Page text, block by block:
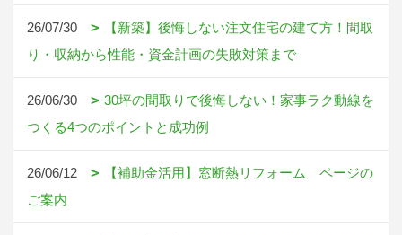
26/07/30
【新築】後悔しない注文住宅の建て方！間取
り・収納から性能・資金計画の失敗対策まで
26/06/30
30坪の間取りで後悔しない！家事ラク動線を
つくる4つのポイントと成功例
26/06/12
【補助金活用】窓断熱リフォーム ページの
ご案内